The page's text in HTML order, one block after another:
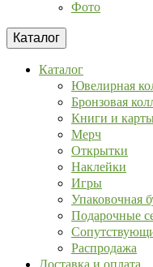
Фото
Каталог
Каталог
Ювелирная
Бронзовая
Книги и
Мерч
Открытки
Наклейки
Игры
Упаковочная
Подарочные
Распродажа
Доставка и оплата